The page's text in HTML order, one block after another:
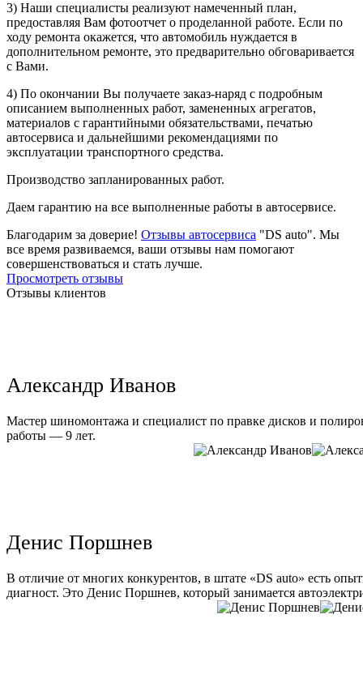
3) Наши специалисты реализуют намеченный план,
предоставляя Вам фотоотчет о проделанной работе. Если по
ходу ремонта окажется, что автомобиль нуждается в
дополнительном ремонте, это предварительно обговаривается
с Вами.
4) По окончании Вы получаете заказ-наряд с подробным
описанием выполненных работ, замененных агрегатов,
материалов с гарантийными обязательствами, печатью
автосервиса и дальнейшими рекомендациями по
эксплуатации транспортного средства.
Производство запланированных работ.
Даем гарантию на все выполненные работы в автосервисе.
Благодарим за доверие! Отзывы автосервиса "DS auto". Мы
все время развиваемся, ваши отзывы нам помогают
совершенствоваться и стать лучше.
Просмотреть отзывы
Отзывы клиентов
Александр Иванов
Мастер шиномонтажа и специалист по правке дисков и
работы — 9 лет.
Денис Поршнев
В отличие от многих конкурентов, в штате «DS auto» есть
диагност. Это Денис Поршнев, который занимается